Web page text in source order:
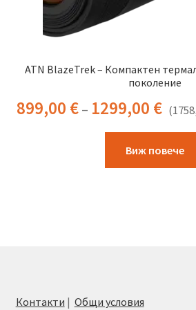
ATN BlazeTrek – Компактен
поколение
899,00 € – 1299,00 € (
Виж повече
Контакти | Общи условия